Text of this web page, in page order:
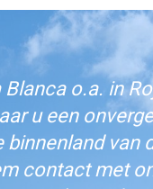
o.a. in
u een
van
contact met